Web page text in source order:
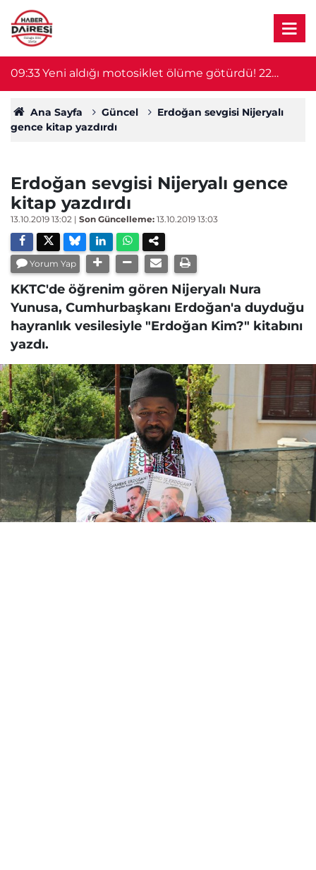
09:33Yeni aldığı motosiklet ölüme götürdü! 22
yaşındaki genç hayatını kaybetti
Ana Sayfa Güncel
Erdoğan sevgisi Nijeryalı
gence kitap yazdırdı
Erdoğan sevgisi Nijeryalı gence
kitap yazdırdı
13.10.2019 13:02 | Son Güncelleme: 13.10.2019 13:03
Yorum Yap
KKTC'de öğrenim gören Nijeryalı Nura
Yunusa, Cumhurbaşkanı Erdoğan'a duyduğu
hayranlık vesilesiyle "Erdoğan Kim?" kitabını
yazdı.